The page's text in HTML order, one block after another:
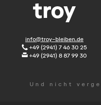
info@troy-bleiben.de
+49 (2941) 7 46 30 25
+49 (2941) 8 87 99 30
Und nicht